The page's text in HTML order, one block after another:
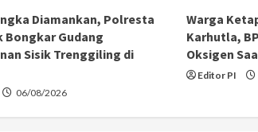
Diamankan, Polresta
Bongkar Gudang
Sisik Trenggiling di
06/08/2026
Warga
Karhutla,
Oksigen
Editor PI